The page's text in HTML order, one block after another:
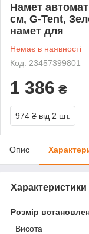
Намет
см, G-Tent,
намет для
Немає в наявності
Код: 23457399801
1 386 ₴
974 ₴ від 2 шт.
Опис
Характеристики
Розмір
Висота